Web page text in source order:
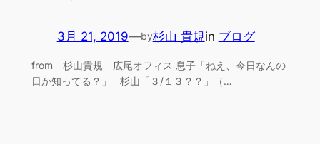
3月 21, 2019—by杉山 貴規in ブログ
from 杉山貴規 広尾オフィス 息子「ねえ、今日なんの
日か知ってる？」 杉山「３/１３？？」（…